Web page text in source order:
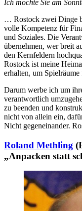
Ich möchte Sie am
… Rostock zwei Dinge
volle Kompetenz für
und Soziales. Die
übernehmen, wer breit
den Kernfeldern
Rostock ist meine
erhalten, um
Darum werbe ich um
verantwortlich
zu beenden und
nicht von allein ein,
Nicht gegeneinander.
Roland Methling
„Anpacken statt